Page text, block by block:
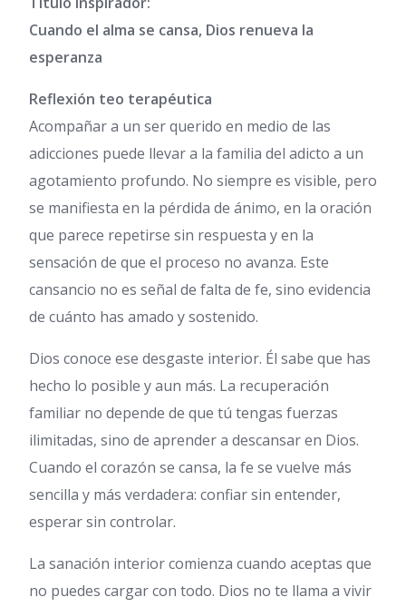
Cuando el alma se cansa, Dios renueva la
esperanza
Reflexión teo terapéutica
Acompañar a un ser querido en medio de las
adicciones puede llevar a la familia del adicto a un
agotamiento profundo. No siempre es visible, pero
se manifiesta en la pérdida de ánimo, en la oración
que parece repetirse sin respuesta y en la
sensación de que el proceso no avanza. Este
cansancio no es señal de falta de fe, sino evidencia
de cuánto has amado y sostenido.
Dios conoce ese desgaste interior. Él sabe que has
hecho lo posible y aun más. La recuperación
familiar no depende de que tú tengas fuerzas
ilimitadas, sino de aprender a descansar en Dios.
Cuando el corazón se cansa, la fe se vuelve más
sencilla y más verdadera: confiar sin entender,
esperar sin controlar.
La sanación interior comienza cuando aceptas que
no puedes cargar con todo. Dios no te llama a vivir